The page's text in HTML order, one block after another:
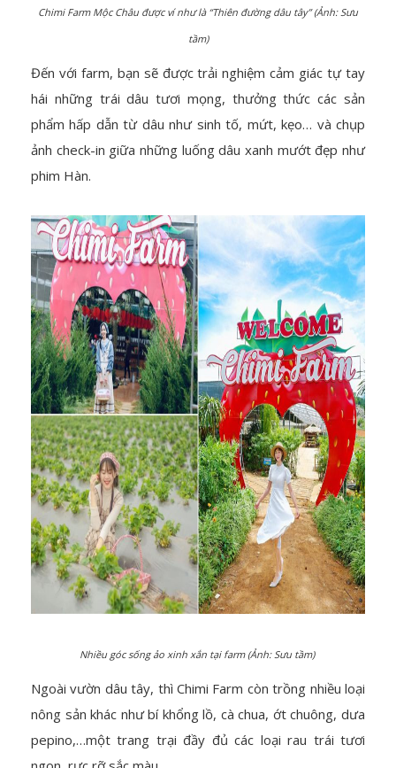
Chimi Farm Mộc Châu được ví như là “Thiên đường dâu tây” (Ảnh: Sưu
tầm)
Đến với farm, bạn sẽ được trải nghiệm cảm giác tự tay
hái những trái dâu tươi mọng, thưởng thức các sản
phẩm hấp dẫn từ dâu như sinh tố, mứt, kẹo… và chụp
ảnh check-in giữa những luống dâu xanh mướt đẹp như
phim Hàn.
Nhiều góc sống ảo xinh xắn tại farm (Ảnh: Sưu tầm)
Ngoài vườn dâu tây, thì Chimi Farm còn trồng nhiều loại
nông sản khác như bí khổng lồ, cà chua, ớt chuông, dưa
pepino,…một trang trại đầy đủ các loại rau trái tươi